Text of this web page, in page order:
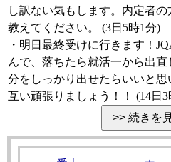
し訳ない気もします。内定者
教えてください。 (3日5時1分)
・明日最終受けに行きます！
んで、落ちたら就活一から出
分をしっかり出せたらいいと
互い頑張りましょう！！ (14日3